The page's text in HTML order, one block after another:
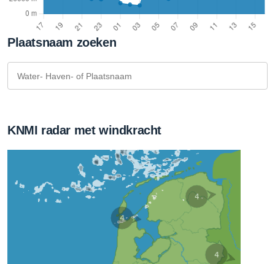
Plaatsnaam zoeken
KNMI radar met windkracht